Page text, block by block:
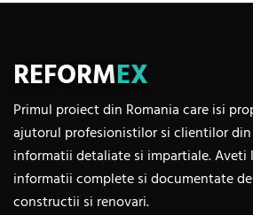
REFORMEX
Primul proiect din Romania care isi
ajutorul profesionistilor si clientilor
informatii detaliate si impartiale. Aveti
informatii complete si documentate
constructii si renovari.